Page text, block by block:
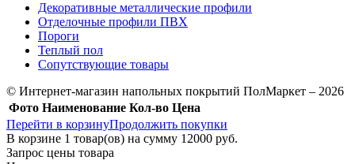
Декоративные металлические профили
Отделочные профили ПВХ
Пороги
Теплый пол
Сопутствующие товары
© Интернет-магазин напольных покрытий ПолМаркет – 2026
Фото Наименование Кол-во Цена
Перейти в корзинуПродолжить покупки
В корзине 1 товар(ов) на сумму 12000 руб.
Запрос цены товара